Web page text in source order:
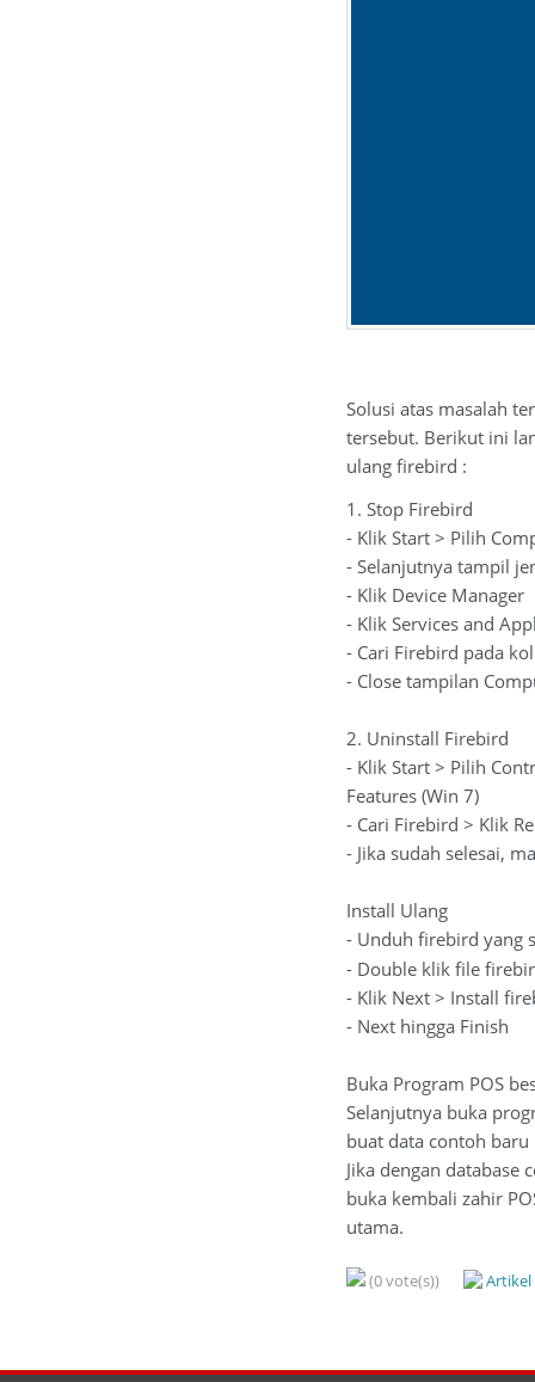
Solusi atas masalah
tersebut. Berikut ini
ulang firebird :
1. Stop Firebird
- Klik Start > Pilih
- Selanjutnya tampil
- Klik Device Manager
- Klik Services and
- Cari Firebird pada
- Close tampilan
2. Uninstall Firebird
- Klik Start > Pilih
Features (Win 7)
- Cari Firebird > Klik
- Jika sudah selesai,
Install Ulang
- Unduh firebird yang
- Double klik file
- Klik Next > Install
- Next hingga Finish
Buka Program POS
Selanjutnya buka
buat data contoh baru
Jika dengan database
buka kembali zahir
utama.
(0 vote(s))